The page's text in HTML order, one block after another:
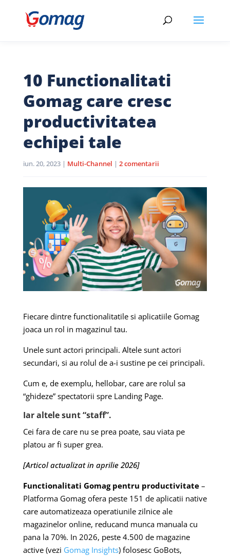
10 Functionalitati
Gomag care cresc
productivitatea
echipei tale
iun. 20, 2023| Multi-Channel | 2 comentarii
Fiecare dintre functionalitatile si aplicatiile Gomag
joaca un rol in magazinul tau.
Unele sunt actori principali. Altele sunt actori
secundari, si au rolul de a-i sustine pe cei principali.
Cum e, de exemplu, hellobar, care are rolul sa
“ghideze” spectatorii spre Landing Page.
Iar altele sunt “staff”.
Cei fara de care nu se prea poate, sau viata pe
platou ar fi super grea.
[Articol actualizat in aprilie 2026]
Functionalitati Gomag pentru productivitate–
Platforma Gomag ofera peste 151 de aplicatii native
care automatizeaza operatiunile zilnice ale
magazinelor online, reducand munca manuala cu
pana la 70%. In 2026, peste 4.500 de magazine
active (vezi Gomag Insights) folosesc GoBots,